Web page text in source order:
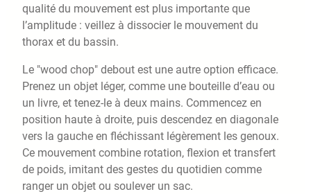
qualité du mouvement est plus importante que
l’amplitude : veillez à dissocier le mouvement du
thorax et du bassin.
Le "wood chop" debout est une autre option efficace.
Prenez un objet léger, comme une bouteille d’eau ou
un livre, et tenez-le à deux mains. Commencez en
position haute à droite, puis descendez en diagonale
vers la gauche en fléchissant légèrement les genoux.
Ce mouvement combine rotation, flexion et transfert
de poids, imitant des gestes du quotidien comme
ranger un objet ou soulever un sac.